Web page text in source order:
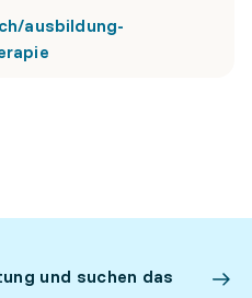
ausbildung-
und suchen das